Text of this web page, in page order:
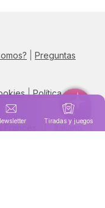
Tiradas y juegos
Preguntas
|Política de
Italiano |